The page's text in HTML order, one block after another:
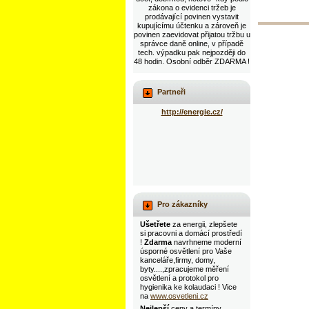
zákona o evidenci tržeb je
prodávající povinen vystavit
kupujícímu účtenku a zároveň je
povinen zaevidovat přijatou tržbu u
správce daně online, v případě
tech. výpadku pak nejpozději do
48 hodin. Osobní odběr ZDARMA !
Partneři
http://energie.cz/
Pro zákazníky
Ušetřete za energii, zlepšete
si pracovni a domácí prostředí
! Zdarma navrhneme moderní
úsporné osvětlení pro Vaše
kanceláře,firmy, domy,
byty....,zpracujeme měření
osvětlení a protokol pro
hygienika ke kolaudaci ! Vice
na www.osvetleni.cz